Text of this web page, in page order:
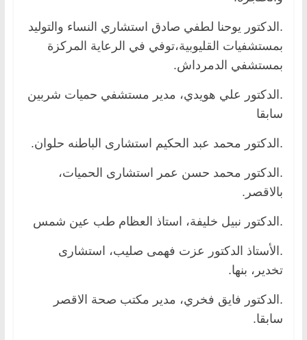
.الدكتور يوحنا لطفي صادق استشاري النساء والتوليد
بمستشفيات القليوبية،توفي في الرعاية المركزة
بمستشفي الدمرداش.
.الدكتور علي هويدي، مدير مستشفي حميات شربين
سابقا
.الدكتور محمد عبد الحكيم استشارى الباطنه حلوان.
.الدكتور محمد حسن عمر استشارى الحميات،
بالاقصر.
.الدكتور نبيل خليفة، استاذ العظام طب عين شمس
.الأستاذ الدكتور عزت فهمى صليب، استشارى
تخدير، بنها.
.الدكتور فايق فخري، مدير مكتب صحة الاقصر
سابقا.